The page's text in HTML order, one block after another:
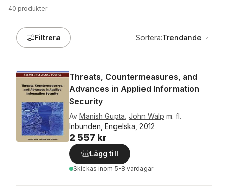
40 produkter
Filtrera Sortera:Trendande
Threats, Countermeasures, and
Advances in Applied Information
Security
Av Manish Gupta John Walp m. fl.
Inbunden, Engelska, 2012
2 557 kr
Lägg till
Skickas inom 5-8 vardagar